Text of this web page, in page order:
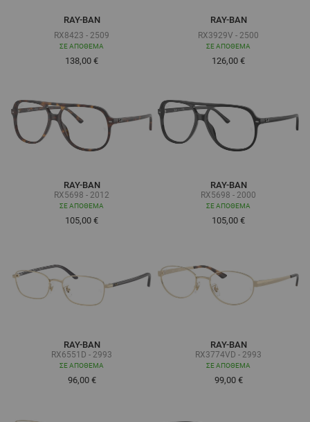
RAY-BAN
RX8423 - 2509
ΣΕ ΑΠΌΘΕΜΑ
Τόσο χαμηλά όσο
138,00 €
RAY-BAN
RX3929V - 2500
ΣΕ ΑΠΌΘΕΜΑ
Τόσο χαμηλά όσο
126,00 €
RAY-BAN
RX5698 - 2012
ΣΕ ΑΠΌΘΕΜΑ
105,00 €
RAY-BAN
RX5698 - 2000
ΣΕ ΑΠΌΘΕΜΑ
105,00 €
RAY-BAN
RX6551D - 2993
ΣΕ ΑΠΌΘΕΜΑ
96,00 €
RAY-BAN
RX3774VD - 2993
ΣΕ ΑΠΌΘΕΜΑ
99,00 €